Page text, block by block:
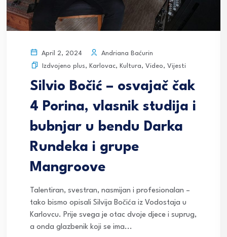
April 2, 2024
Andriana Baćurin
Izdvojeno plus, Karlovac, Kultura, Video, Vijesti
Silvio Bočić – osvajač čak
4 Porina, vlasnik studija i
bubnjar u bendu Darka
Rundeka i grupe
Mangroove
Talentiran, svestran, nasmijan i profesionalan –
tako bismo opisali Silvija Bočića iz Vodostaja u
Karlovcu. Prije svega je otac dvoje djece i suprug,
a onda glazbenik koji se ima...